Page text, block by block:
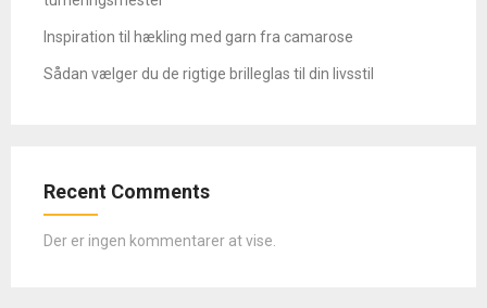
Inspiration til hækling med garn fra camarose
Sådan vælger du de rigtige brilleglas til din livsstil
Recent Comments
Der er ingen kommentarer at vise.